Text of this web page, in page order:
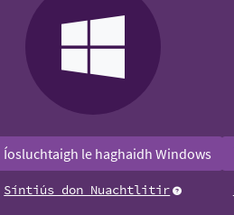
Íosluchtaigh le haghaidh Windows
Síntiús don Nuachtlitir